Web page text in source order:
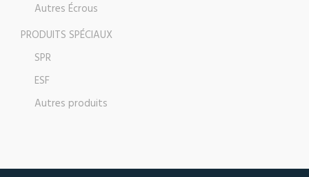
Autres Écrous
PRODUITS SPÉCIAUX
SPR
ESF
Autres produits